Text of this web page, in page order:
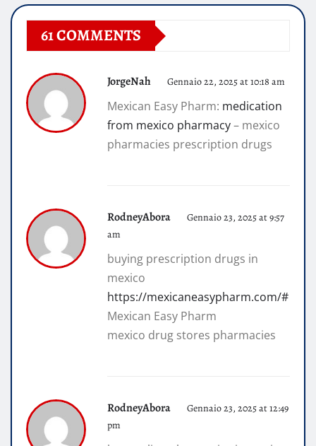
61 COMMENTS
JorgeNah Gennaio 22, 2025 at 10:18 am
Mexican Easy Pharm: medication
from mexico pharmacy– mexico
pharmacies prescription drugs
RodneyAbora
Gennaio 23, 2025 at 9:57
am
buying prescription drugs in
mexico
https://mexicaneasypharm.com/#
Mexican Easy Pharm
mexico drug stores pharmacies
RodneyAbora
Gennaio 23, 2025 at 12:49
pm